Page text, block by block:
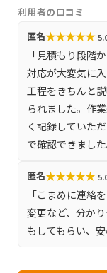
ち」をモットーに
心掛けています
軽さと、誠実な
す。
利用者の口コミ
匿名★★★★★
「見積もり段階
対応が大変気に
工程をきちんと
られました。作
く記録していた
で確認できました
匿名★★★★★
「こまめに連絡
変更など、分か
もしてもらい、